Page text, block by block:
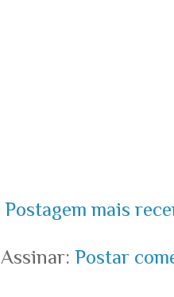
Postagem mais
Assinar: Postar